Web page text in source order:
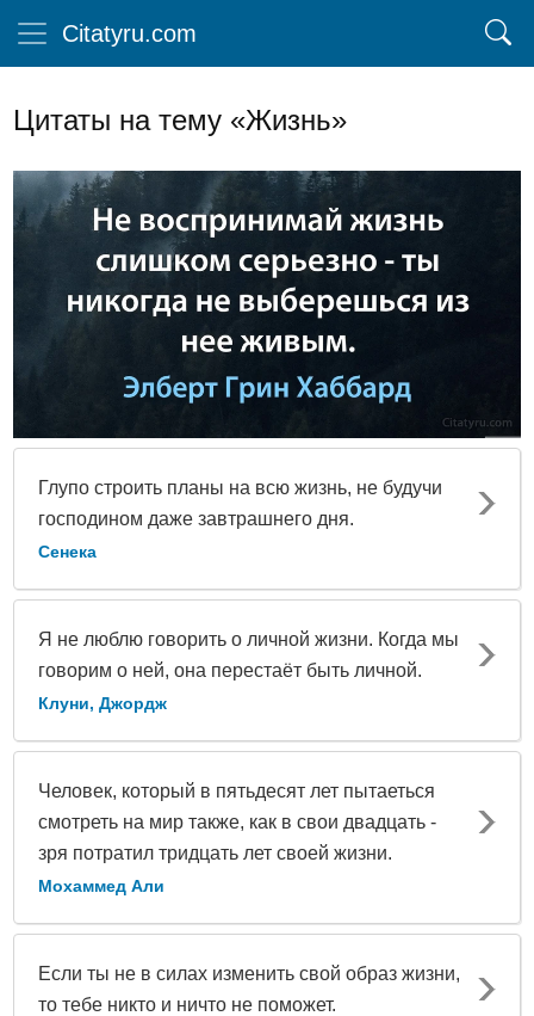
Citatyru.com
Цитаты на тему «Жизнь»
Глупо строить планы на всю жизнь, не будучи
господином даже завтрашнего дня.
Сенека
Я не люблю говорить о личной жизни. Когда мы
говорим о ней, она перестаёт быть личной.
Клуни, Джордж
Человек, который в пятьдесят лет пытаеться
смотреть на мир также, как в свои двадцать -
зря потратил тридцать лет своей жизни.
Мохаммед Али
Если ты не в силах изменить свой образ жизни,
то тебе никто и ничто не поможет.